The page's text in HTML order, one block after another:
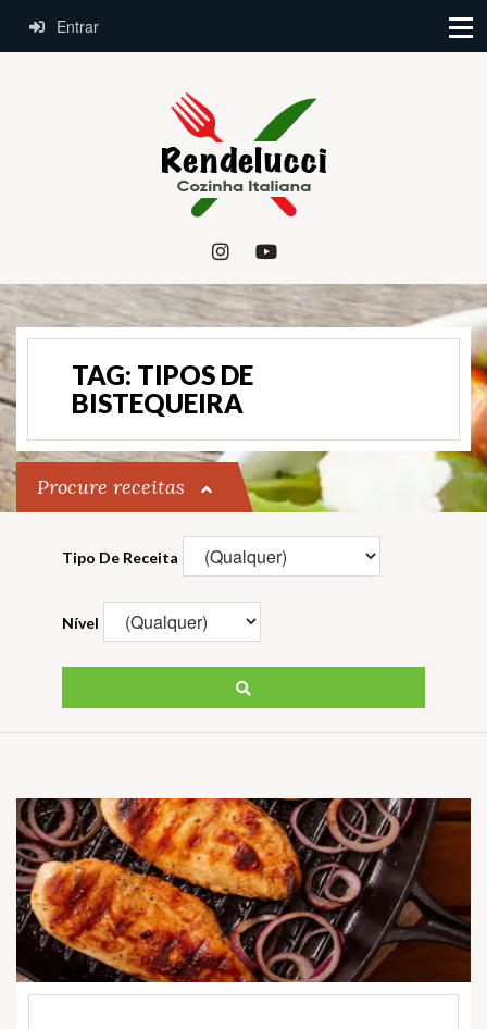
Entrar
TAG: TIPOS DE
BISTEQUEIRA
Procure receitas
Tipo De Receita
Nível